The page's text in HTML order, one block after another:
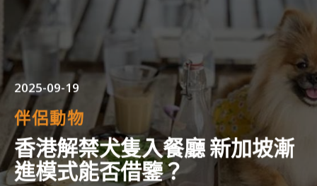
2025-09-19
伴侶動物
香港解禁犬隻入餐廳 新加坡漸
進模式能否借鑒？